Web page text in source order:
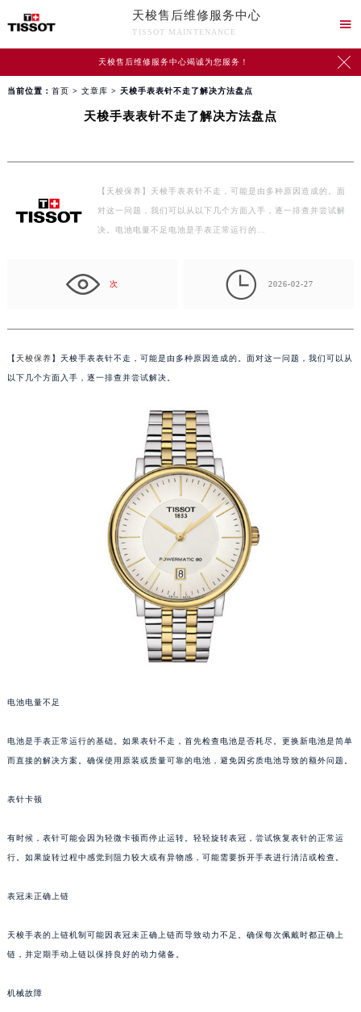
天梭售后维修服务中心
TISSOT MAINTENANCE

天梭售后维修服务中心竭诚为您服务！ 
当前位置： 首页 > 文章库 > 天梭手表表针不走了解决方法盘点
天梭手表表针不走了解决方法盘点
【天梭保养】天梭手表表针不走，可能是由多种原因造成的。面
对这一问题，我们可以从以下几个方面入手，逐一排查并尝试解
决。电池电量不足电池是手表正常运行的…
次  2026-02-27
【天梭保养】天梭手表表针不走，可能是由多种原因造成的。面对这一问题，我们可以从
以下几个方面入手，逐一排查并尝试解决。
电池电量不足
电池是手表正常运行的基础。如果表针不走，首先检查电池是否耗尽。更换新电池是简单
而直接的解决方案。确保使用原装或质量可靠的电池，避免因劣质电池导致的额外问题。
表针卡顿
有时候，表针可能会因为轻微卡顿而停止运转。轻轻旋转表冠，尝试恢复表针的正常运
行。如果旋转过程中感觉到阻力较大或有异物感，可能需要拆开手表进行清洁或检查。
表冠未正确上链
天梭手表的上链机制可能因表冠未正确上链而导致动力不足。确保每次佩戴时都正确上
链，并定期手动上链以保持良好的动力储备。
机械故障